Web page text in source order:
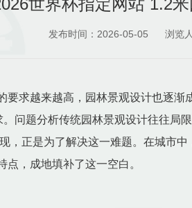
世界杯指定网站 1.2
发布时间：2026-05-05 浏览
要求越来越高，园林景观设计也逐
问题分析传统园林景观设计往往局
，正是为了解决这一难题。在城市
，成地填补了这一空白。